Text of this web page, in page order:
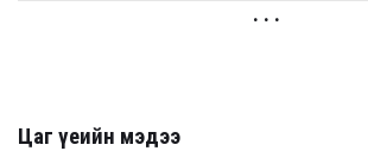
. . .
Цаг үеийн мэдээ